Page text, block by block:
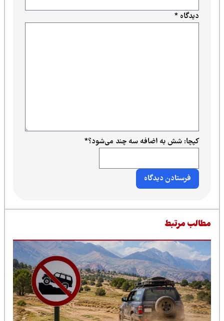
دیدگاه*
کپچا: شش به اضافه سه چند می‌شود؟*
مرتبط